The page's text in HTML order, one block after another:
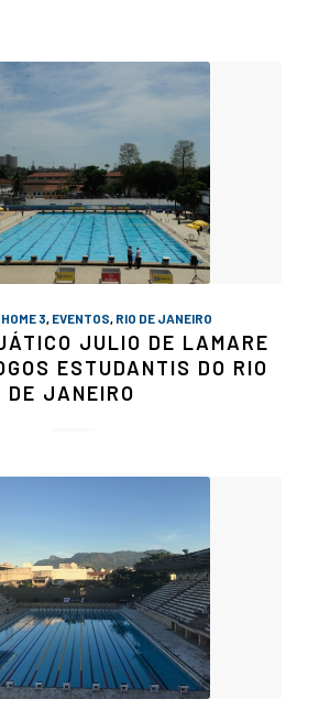
3 EVENTOS RIO DE JANEIRO
JULIO DE LAMARE
ESTUDANTIS DO RIO
DE JANEIRO